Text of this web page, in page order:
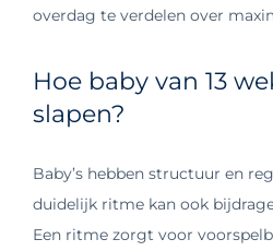
overdag te verdelen over
Hoe baby van 13
slapen?
Baby’s hebben structuur en
duidelijk ritme kan ook
Een ritme zorgt voor